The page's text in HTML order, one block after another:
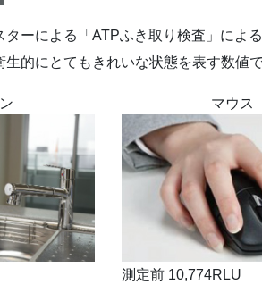
ーによる「ATPふき取り検査」による
生的にとてもきれいな状態を表す数値で
マウス
測定前 10,774RLU